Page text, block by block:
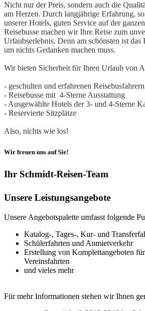
Nicht nur der Preis, sondern auch die
am Herzen. Durch langjährige Erfahrung,
unserer Hotels, guten Service auf der
Reisebusse machen wir Ihre Reise zum
Urlaubserlebnis. Denn am schönsten ist das
um nichts Gedanken machen muss.
Wir bieten Sicherheit für Ihren Urlaub von
- geschulten und erfahrenen Reisebusfahrern
- Reisebusse mit 4-Sterne Ausstattung
- Ausgewählte Hotels der 3- und 4-Sterne
- Reservierte Sitzplätze
Also, nichts wie los!
Wir freuen uns auf Sie!
Ihr Schmidt-Reisen-Team
Unsere Leistungsangebote
Unsere Angebotspalette umfasst folgende
Katalog-, Tages-, Kur- und
Schülerfahrten und Anmietverkehr
Erstellung von Komplettangeboten
Vereinsfahrten
und vieles mehr
Für mehr Informationen stehen wir Ihnen